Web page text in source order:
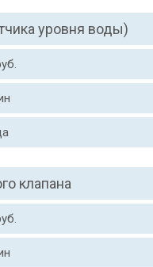
уровня воды)
клапана